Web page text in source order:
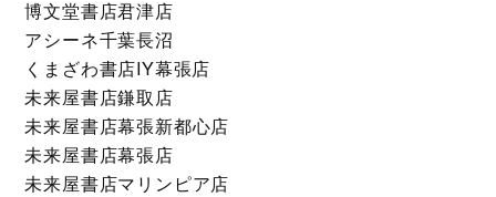
博文堂書店君津店
アシーネ千葉長沼
くまざわ書店IY幕張店
未来屋書店鎌取店
未来屋書店幕張新都心店
未来屋書店幕張店
未来屋書店マリンピア店